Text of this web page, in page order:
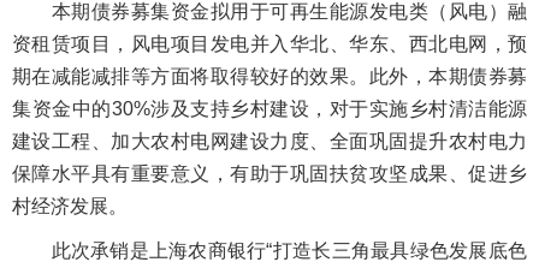
本期债券募集资金拟用于可再生能源发电类（风电）融
资租赁项目，风电项目发电并入华北、华东、西北电网，预
期在减能减排等方面将取得较好的效果。此外，本期债券募
集资金中的30%涉及支持乡村建设，对于实施乡村清洁能源
建设工程、加大农村电网建设力度、全面巩固提升农村电力
保障水平具有重要意义，有助于巩固扶贫攻坚成果、促进乡
村经济发展。
此次承销是上海农商银行“打造长三角最具绿色发展底色